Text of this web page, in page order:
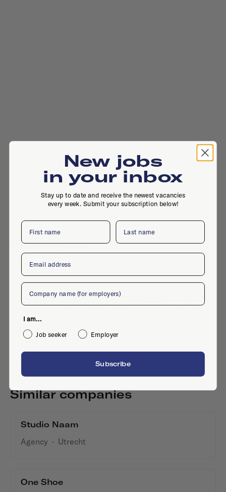
Hooghiemstraplein 62, 3514AX, Utrecht
Active jobs
No active jobs right now
Is this your company profile?Place a job
Similar companies
Studio Naam
Agency · Utrecht
One Shoe
New jobs
in your inbox
Stay up to date and receive the newest vacancies
every week. Submit your subscription below!
First name Last name
Email
Company
I am...
Job seeker
Employer
Subscribe